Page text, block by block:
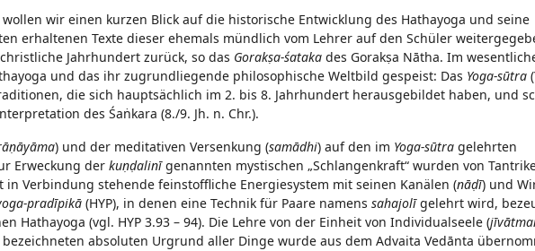
wir einen kurzen Blick auf die historische Entwicklung des Hathayoga und seine
erhaltenen Texte dieser ehemals mündlich vom Lehrer auf den Schüler
Jahrhundert zurück, so das Gorakṣa-śataka des Gorakṣa Nātha. Im
und das ihr zugrundliegende philosophische Weltbild gespeist: Das Yoga-sūtra
die sich hauptsächlich im 2. bis 8. Jahrhundert herausgebildet haben, und
des Śaṅkara (8./9. Jh. n. Chr.).
) und der meditativen Versenkung (samādhi) auf den im Yoga-sūtra gelehrten
Erweckung der kuṇḍalinīgenannten mystischen „Schlangenkraft“ wurden von
Verbindung stehende feinstoffliche Energiesystem mit seinen Kanälen (nāḍī) und
pradīpikā (HYP), in denen eine Technik für Paare namens sahajolīgelehrt wird,
Hathayoga (vgl. HYP 3.93 – 94). Die Lehre von der Einheit von Individualseele (
bezeichneten absoluten Urgrund aller Dinge wurde aus dem Advaita Vedānta